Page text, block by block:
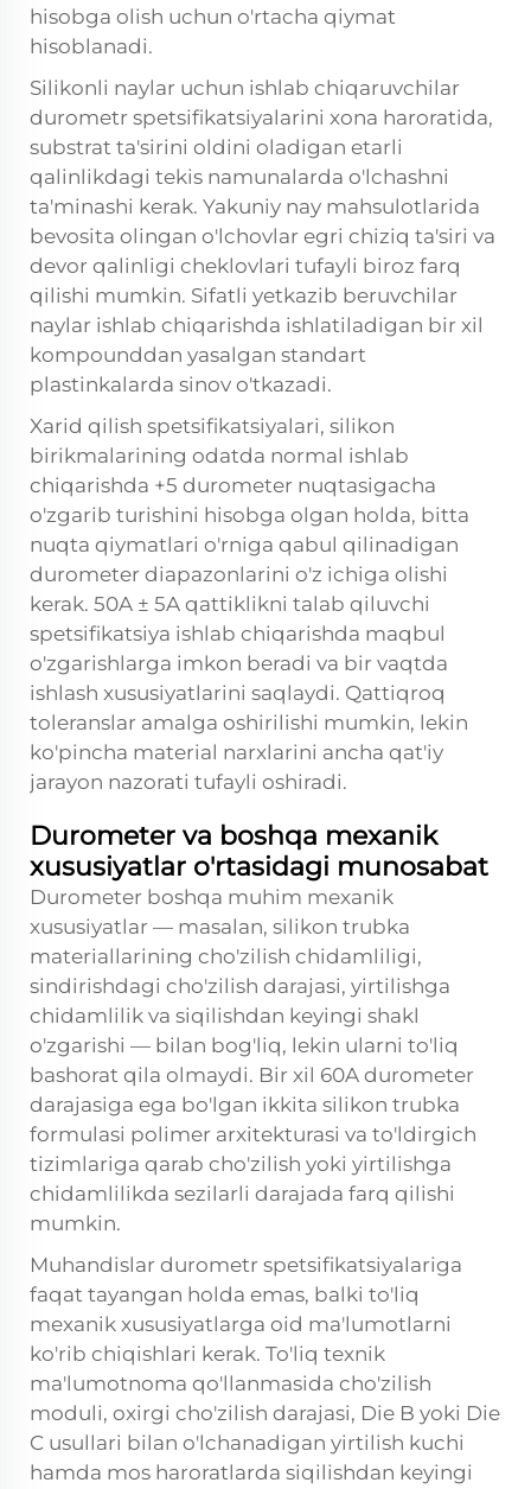
hisobga olish uchun o'rtacha qiymat
hisoblanadi.
Silikonli naylar uchun ishlab chiqaruvchilar
durometr spetsifikatsiyalarini xona haroratida,
substrat ta'sirini oldini oladigan etarli
qalinlikdagi tekis namunalarda o'lchashni
ta'minashi kerak. Yakuniy nay mahsulotlarida
bevosita olingan o'lchovlar egri chiziq ta'siri va
devor qalinligi cheklovlari tufayli biroz farq
qilishi mumkin. Sifatli yetkazib beruvchilar
naylar ishlab chiqarishda ishlatiladigan bir xil
kompounddan yasalgan standart
plastinkalarda sinov o'tkazadi.
Xarid qilish spetsifikatsiyalari, silikon
birikmalarining odatda normal ishlab
chiqarishda +5 durometer nuqtasigacha
o'zgarib turishini hisobga olgan holda, bitta
nuqta qiymatlari o'rniga qabul qilinadigan
durometer diapazonlarini o'z ichiga olishi
kerak. 50A ± 5A qattiklikni talab qiluvchi
spetsifikatsiya ishlab chiqarishda maqbul
o'zgarishlarga imkon beradi va bir vaqtda
ishlash xususiyatlarini saqlaydi. Qattiqroq
toleranslar amalga oshirilishi mumkin, lekin
ko'pincha material narxlarini ancha qat'iy
jarayon nazorati tufayli oshiradi.
Durometer va boshqa mexanik
xususiyatlar o'rtasidagi munosabat
Durometer boshqa muhim mexanik
xususiyatlar — masalan, silikon trubka
materiallarining cho'zilish chidamliligi,
sindirishdagi cho'zilish darajasi, yirtilishga
chidamlilik va siqilishdan keyingi shakl
o'zgarishi — bilan bog'liq, lekin ularni to'liq
bashorat qila olmaydi. Bir xil 60A durometer
darajasiga ega bo'lgan ikkita silikon trubka
formulasi polimer arxitekturasi va to'ldirgich
tizimlariga qarab cho'zilish yoki yirtilishga
chidamlilikda sezilarli darajada farq qilishi
mumkin.
Muhandislar durometr spetsifikatsiyalariga
faqat tayangan holda emas, balki to'liq
mexanik xususiyatlarga oid ma'lumotlarni
ko'rib chiqishlari kerak. To'liq texnik
ma'lumotnoma qo'llanmasida cho'zilish
moduli, oxirgi cho'zilish darajasi, Die B yoki Die
C usullari bilan o'lchanadigan yirtilish kuchi
hamda mos haroratlarda siqilishdan keyingi